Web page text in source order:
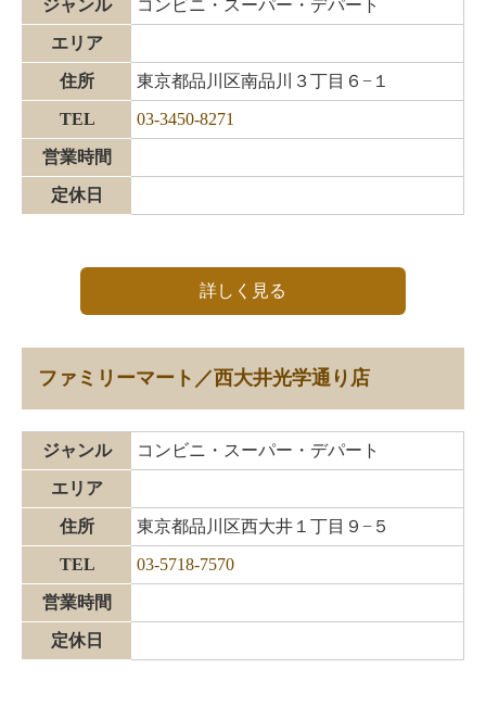
ジャンル コンビニ・スーパー・デパート
エリア
住所 東京都品川区南品川３丁目６−１
TEL 03-3450-8271
営業時間
定休日
詳しく見る
ファミリーマート／西大井光学通り店
ジャンル コンビニ・スーパー・デパート
エリア
住所 東京都品川区西大井１丁目９−５
TEL 03-5718-7570
営業時間
定休日